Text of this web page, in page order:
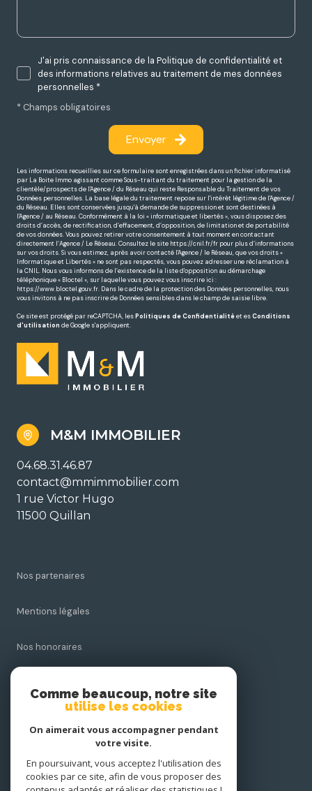
J'ai pris connaissance de la Politique de confidentialité et
des informations relatives au traitement de mes données
personnelles *
* Champs obligatoires
Envoyer
Les informations recueillies sur ce formulaire sont enregistrées dans un fichier informatisé
par La Boite Immo agissant comme Sous-traitant du traitement pour la gestion de la
clientèle/prospects de l'Agence / du Réseau qui reste Responsable du Traitement de vos
Données personnelles. La base légale du traitement repose sur l'intérêt légitime de l'Agence /
du Réseau. Elles sont conservées jusqu'à demande de suppression et sont destinées à
l'Agence / au Réseau. Conformément à la loi « informatique et libertés », vous disposez des
droits d’accès, de rectification, d’effacement, d’opposition, de limitation et de portabilité
de vos données. Vous pouvez retirer votre consentement à tout moment en contactant
directement l’Agence / Le Réseau. Consultez le site https://cnil.fr/fr pour plus d’informations
sur vos droits. Si vous estimez, après avoir contacté l'Agence / le Réseau, que vos droits «
Informatique et Libertés » ne sont pas respectés, vous pouvez adresser une réclamation à
la CNIL. Nous vous informons de l’existence de la liste d'opposition au démarchage
téléphonique « Bloctel », sur laquelle vous pouvez vous inscrire ici :
https://www.bloctel.gouv.fr. Dans le cadre de la protection des Données personnelles, nous
vous invitons à ne pas inscrire de Données sensibles dans le champ de saisie libre.
Ce site est protégé par reCAPTCHA, lesPolitiques de Confidentialitéet esConditions
d'utilisation de Google s'appliquent.
M&M IMMOBILIER
04.68.31.46.87
contact@mmimmobilier.com
1 rue Victor Hugo
11500 Quillan
Nos partenaires
Mentions légales
Nos honoraires
Comme beaucoup, notre site
utilise les cookies
On aimerait vous accompagner pendant
votre visite.
En poursuivant, vous acceptez l'utilisation des
cookies par ce site, afin de vous proposer des